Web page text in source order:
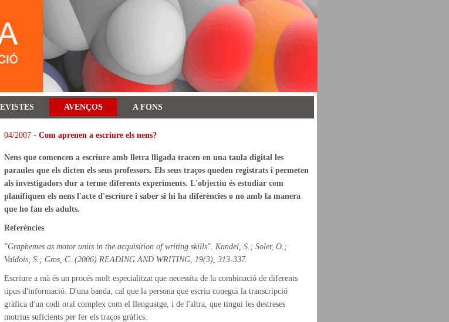
AVENÇOS A FONS
04/2007 - Com aprenen a escriure els nens?
Nens que comencen a escriure amb lletra lligada tracen en una taula digital les
paraules que els dicten els seus professors. Els seus traços queden registrats i permeten
als investigadors dur a terme diferents experiments. L'objectiu és estudiar com
planifiquen els nens l'acte d'escriure i saber si hi ha diferències o no amb la manera
que ho fan els adults.
Referències
"Graphemes as motor units in the acquisition of writing skills". Kandel, S.; Soler, O.;
Valdois, S.; Gros, C. (2006) READING AND WRITING, 19(3), 313-337.
Escriure a mà és un procés molt especialitzat que necessita de la combinació de diferents
tipus d'informació. D'una banda, cal que la persona que escriu conegui la transcripció
gràfica d'un codi oral complex com el llenguatge, i de l'altra, que tingui les destreses
motrius suficients per fer els traços gràfics.